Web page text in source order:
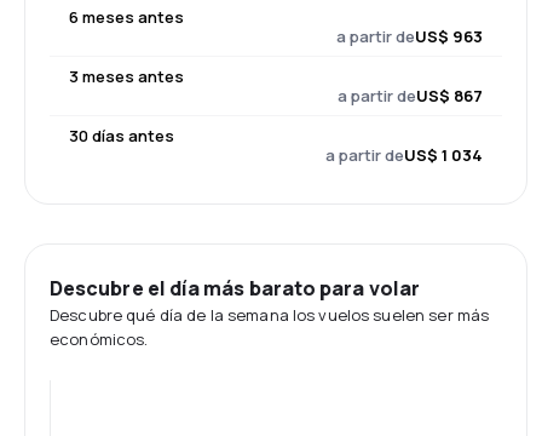
6 meses antes
a partir deUS$ 963
3 meses antes
a partir deUS$ 867
30 días antes
a partir deUS$ 1 034
Descubre el día más barato para volar
Descubre qué día de la semana los vuelos suelen ser más
económicos.